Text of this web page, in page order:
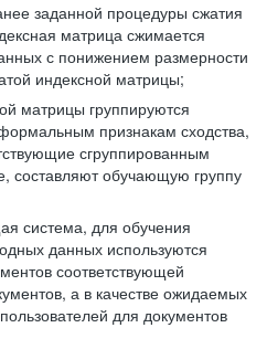
заданной процедуры сжатия
матрица сжимается
с понижением размерности
индексной матрицы;
матрицы группируются
признакам сходства,
сгруппированным
составляют обучающую группу
система, для обучения
данных используются
соответствующей
а в качестве ожидаемых
для документов